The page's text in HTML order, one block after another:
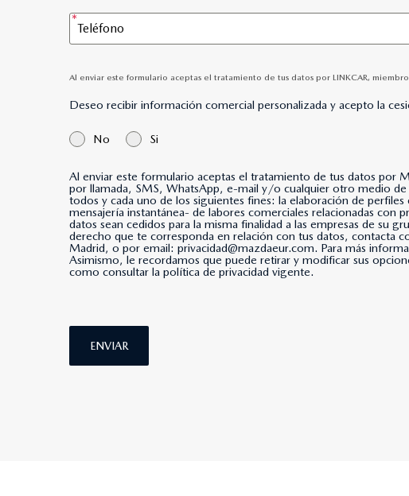
Al enviar este formulario aceptas el tratamiento de tus datos por LINKCAR,
Deseo recibir información comercial personalizada y acepto la
No Si
Al enviar este formulario aceptas el tratamiento de tus datos por
por llamada, SMS, WhatsApp, e-mail y/o cualquier otro medio de mensajería instantánea. *Al marcar esta casilla, aceptas que
todos y cada uno de los siguientes fines: la elaboración de
mensajería instantánea- de labores comerciales relacionadas
datos sean cedidos para la misma finalidad a las empresas de su
derecho que te corresponda en relación con tus datos,
Madrid, o por email: privacidad@mazdaeur.com. Para más
Asimismo, le recordamos que puede retirar y modificar sus
como consultar la política de privacidad vigente.
ENVIAR